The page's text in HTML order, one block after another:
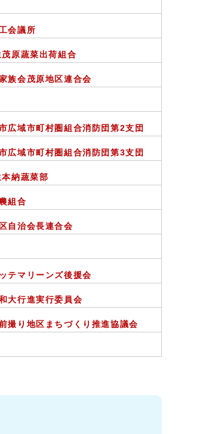
会議所
原蔬菜出荷組合
族会茂原地区連合会
広域市町村圏組合消防団第2支団
広域市町村圏組合消防団第3支団
本納蔬菜部
組合
自治会長連合会
テマリーンズ後援会
大行進実行委員会
撮り地区まちづくり推進協議会